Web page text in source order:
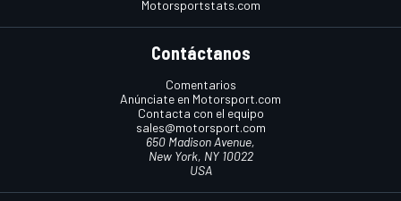
Motorsportstats.com
Contáctanos
Comentarios
Anúnciate en Motorsport.com
Contacta con el equipo
sales@motorsport.com
650 Madison Avenue,
New York, NY 10022
USA